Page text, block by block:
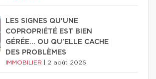
LES SIGNES QU'UNE
COPROPRIÉTÉ EST BIEN
GÉRÉE… OU QU'ELLE CACHE
DES PROBLÈMES
IMMOBILIER 2 août 2026